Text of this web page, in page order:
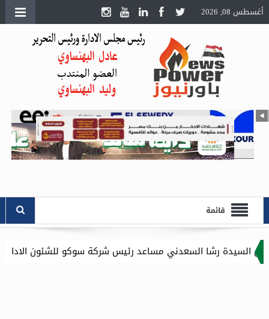
أغسطس 08, 2026
قائمة
مساعد رئيس شركة سوكو للشئون الادارية .. وموقع باور نيوز